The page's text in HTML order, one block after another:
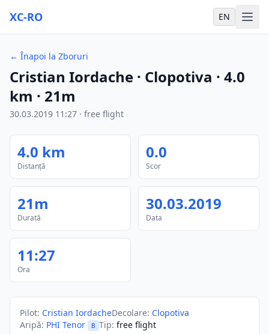
XC-RO EN
← Înapoi la Zboruri
Cristian Iordache · Clopotiva · 4.0
km · 21m
30.03.2019 11:27 · free flight
4.0 km
Distanță
0.0
Scor
21m
Durată
30.03.2019
Data
11:27
Ora
Pilot: Cristian IordacheDecolare: Clopotiva
Aripă: PHI Tenor B Tip: free flight